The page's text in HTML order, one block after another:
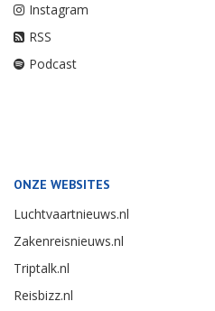
Instagram
RSS
Podcast
ONZE WEBSITES
Luchtvaartnieuws.nl
Zakenreisnieuws.nl
Triptalk.nl
Reisbizz.nl